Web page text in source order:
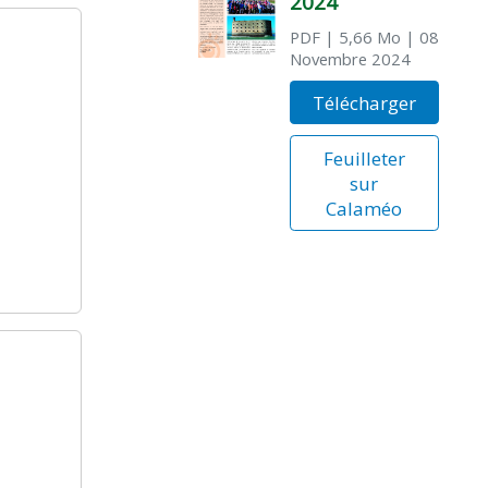
PDF| 5,66 Mo | 08
Novembre 2024
Télécharger
Feuilleter
sur
Calaméo